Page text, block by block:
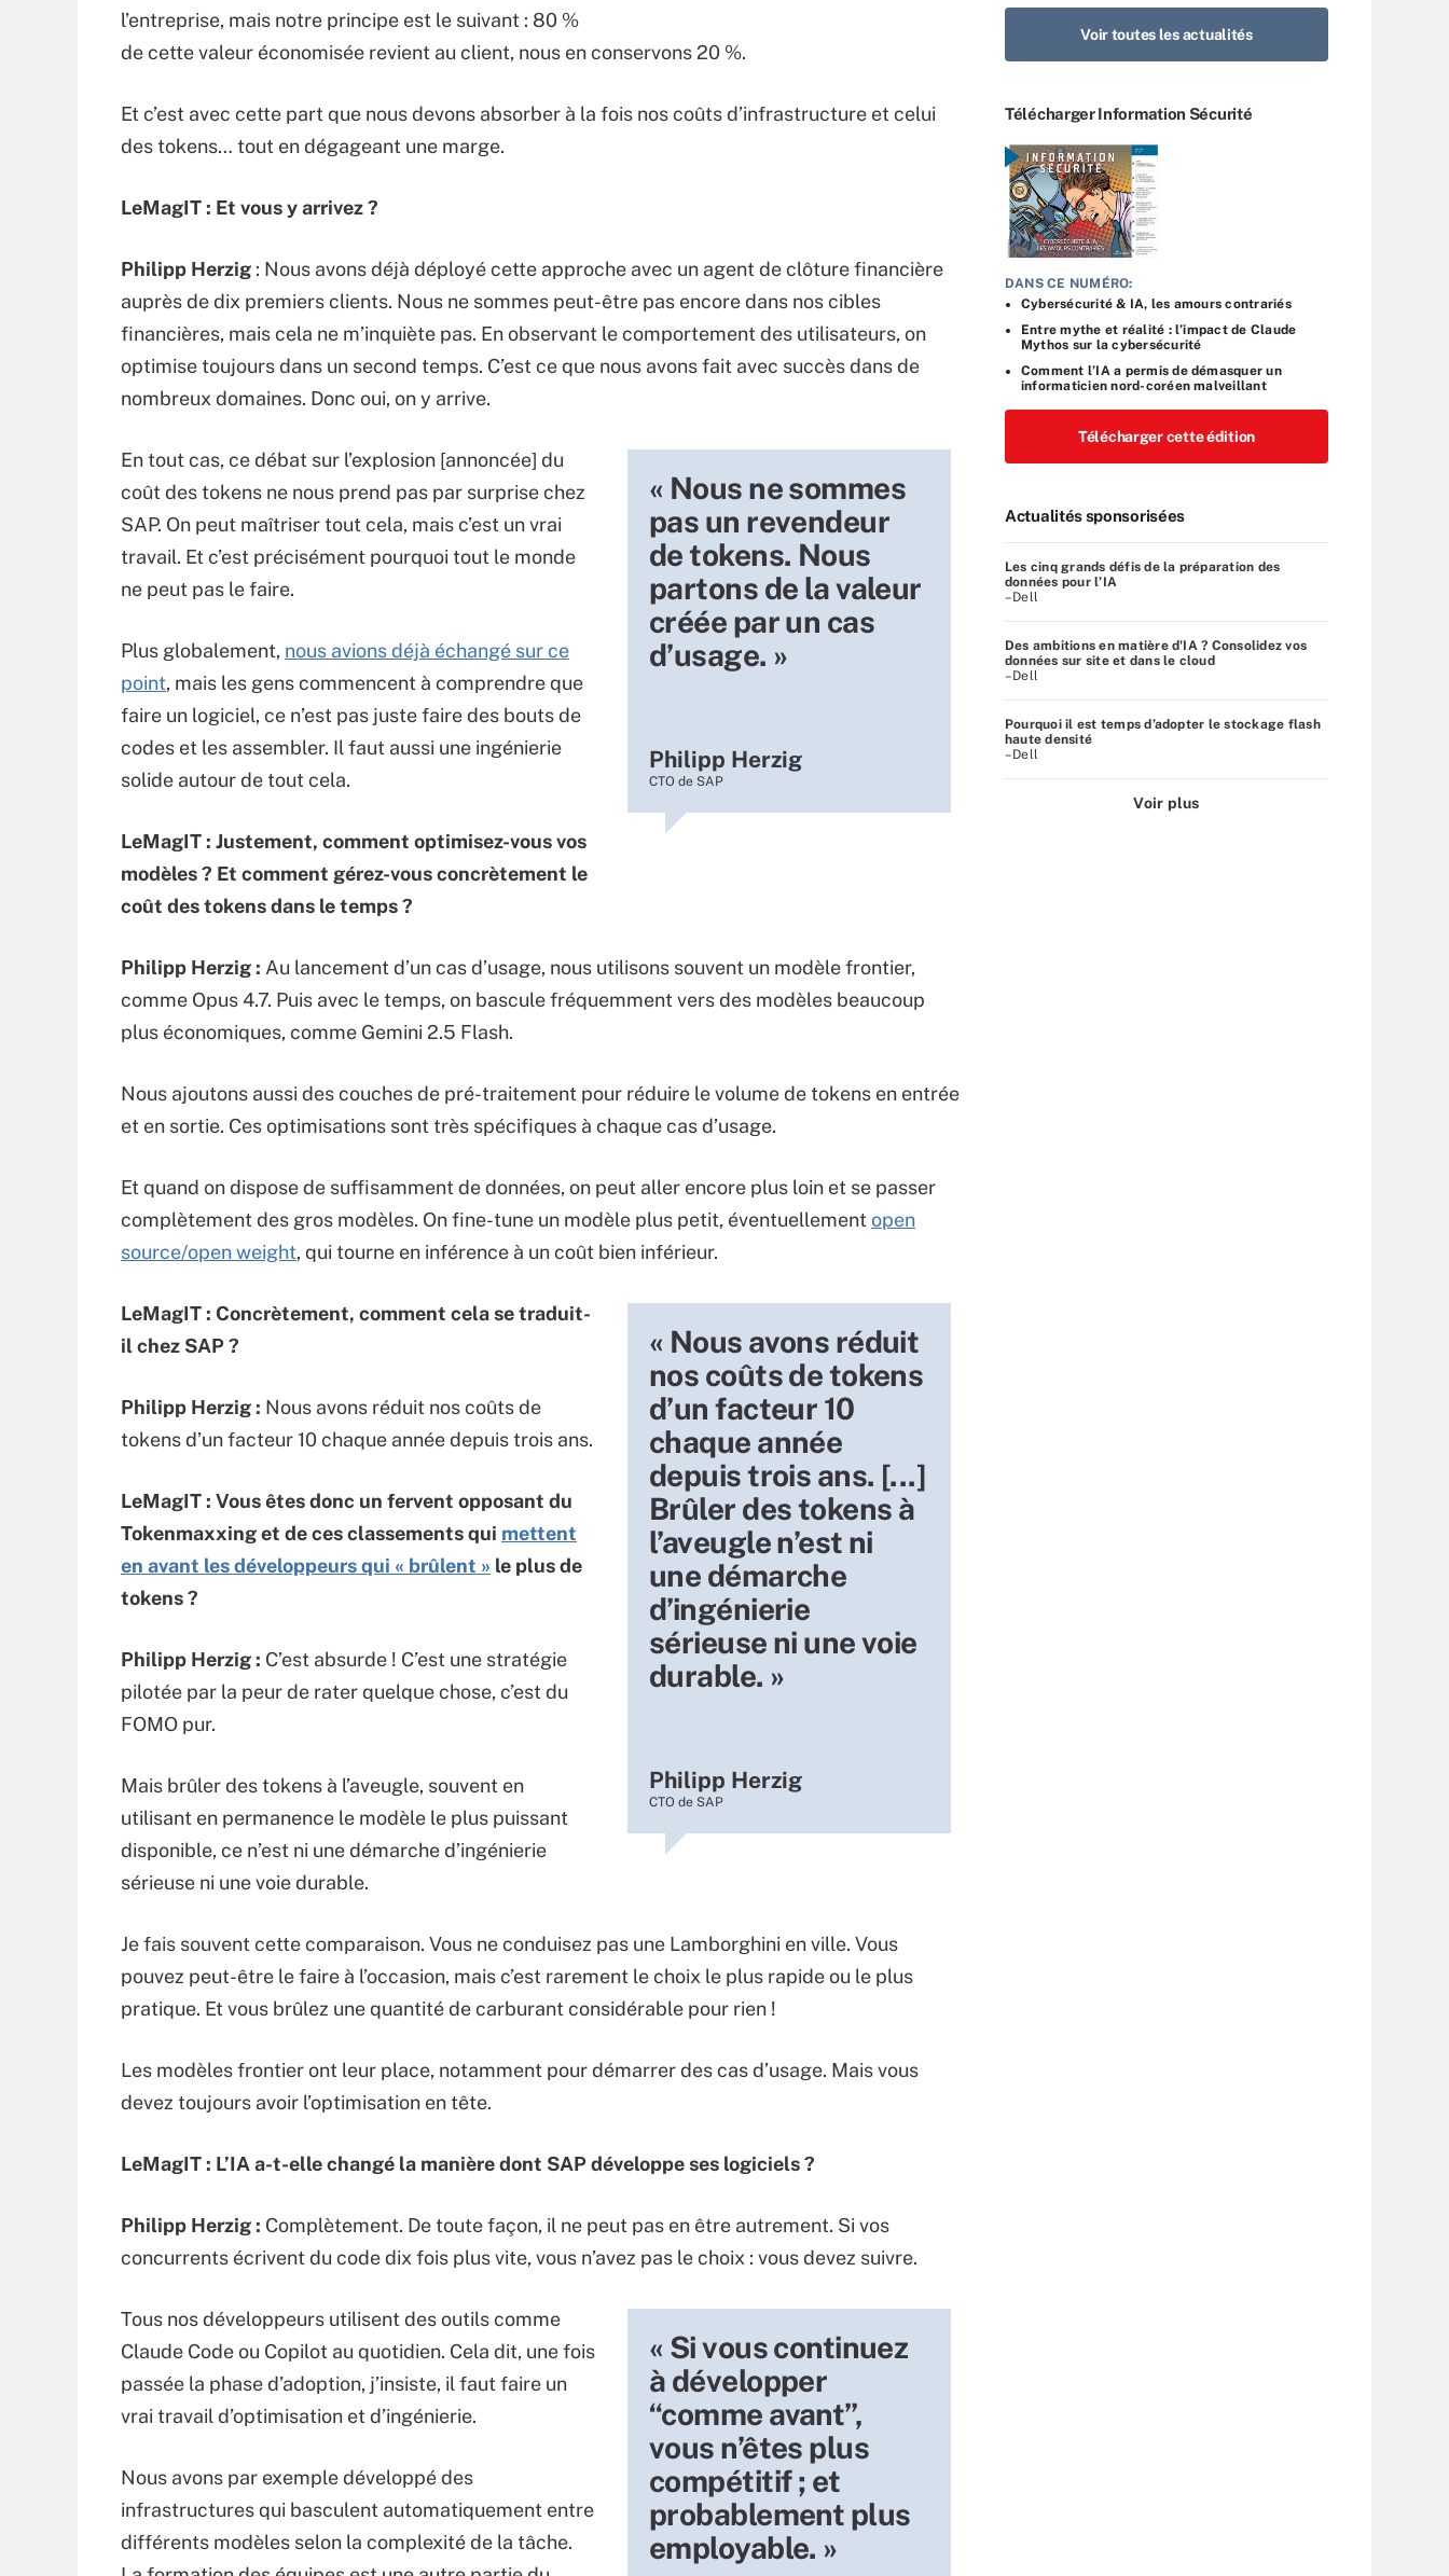
l’entreprise, mais notre principe est le suivant : 80 %
de cette valeur économisée revient au client, nous en conservons 20 %.
Et c’est avec cette part que nous devons absorber à la fois nos coûts d’infrastructure et celui
des tokens… tout en dégageant une marge.
LeMagIT : Et vous y arrivez ?
Philipp Herzig : Nous avons déjà déployé cette approche avec un agent de clôture financière
auprès de dix premiers clients. Nous ne sommes peut-être pas encore dans nos cibles
financières, mais cela ne m’inquiète pas. En observant le comportement des utilisateurs, on
optimise toujours dans un second temps. C’est ce que nous avons fait avec succès dans de
nombreux domaines. Donc oui, on y arrive.
« Nous ne sommes
pas un revendeur
de tokens. Nous
partons de la valeur
créée par un cas
d’usage. »
Philipp Herzig
CTO de SAP
En tout cas, ce débat sur l’explosion [annoncée] du
coût des tokens ne nous prend pas par surprise chez
SAP. On peut maîtriser tout cela, mais c’est un vrai
travail. Et c’est précisément pourquoi tout le monde
ne peut pas le faire.
Plus globalement, nous avions déjà échangé sur ce
point, mais les gens commencent à comprendre que
faire un logiciel, ce n’est pas juste faire des bouts de
codes et les assembler. Il faut aussi une ingénierie
solide autour de tout cela.
LeMagIT : Justement, comment optimisez-vous vos
modèles ? Et comment gérez-vous concrètement le
coût des tokens dans le temps ?
Philipp Herzig : Au lancement d’un cas d’usage, nous utilisons souvent un modèle frontier,
comme Opus 4.7. Puis avec le temps, on bascule fréquemment vers des modèles beaucoup
plus économiques, comme Gemini 2.5 Flash.
Nous ajoutons aussi des couches de pré-traitement pour réduire le volume de tokens en entrée
et en sortie. Ces optimisations sont très spécifiques à chaque cas d’usage.
Et quand on dispose de suffisamment de données, on peut aller encore plus loin et se passer
complètement des gros modèles. On fine-tune un modèle plus petit, éventuellement open
source/open weight, qui tourne en inférence à un coût bien inférieur.
« Nous avons réduit
nos coûts de tokens
d’un facteur 10
chaque année
depuis trois ans. [...]
Brûler des tokens à
l’aveugle n’est ni
une démarche
d’ingénierie
sérieuse ni une voie
durable. »
Philipp Herzig
CTO de SAP
LeMagIT : Concrètement, comment cela se traduit-
il chez SAP ?
Philipp Herzig : Nous avons réduit nos coûts de
tokens d’un facteur 10 chaque année depuis trois ans.
LeMagIT : Vous êtes donc un fervent opposant du
Tokenmaxxing et de ces classements qui mettent
en avant les développeurs qui « brûlent » le plus de
tokens ?
Philipp Herzig : C’est absurde ! C’est une stratégie
pilotée par la peur de rater quelque chose, c’est du
FOMO pur.
Mais brûler des tokens à l’aveugle, souvent en
utilisant en permanence le modèle le plus puissant
disponible, ce n’est ni une démarche d’ingénierie
sérieuse ni une voie durable.
Je fais souvent cette comparaison. Vous ne conduisez pas une Lamborghini en ville. Vous
pouvez peut-être le faire à l’occasion, mais c’est rarement le choix le plus rapide ou le plus
pratique. Et vous brûlez une quantité de carburant considérable pour rien !
Les modèles frontier ont leur place, notamment pour démarrer des cas d’usage. Mais vous
devez toujours avoir l’optimisation en tête.
LeMagIT : L’IA a-t-elle changé la manière dont SAP développe ses logiciels ?
Philipp Herzig : Complètement. De toute façon, il ne peut pas en être autrement. Si vos
concurrents écrivent du code dix fois plus vite, vous n’avez pas le choix : vous devez suivre.
« Si vous continuez
à développer
“comme avant”,
vous n’êtes plus
compétitif ; et
probablement plus
employable. »
Tous nos développeurs utilisent des outils comme
Claude Code ou Copilot au quotidien. Cela dit, une fois
passée la phase d’adoption, j’insiste, il faut faire un
vrai travail d’optimisation et d’ingénierie.
Nous avons par exemple développé des
infrastructures qui basculent automatiquement entre
différents modèles selon la complexité de la tâche.
Voir toutes les actualités
Télécharger Information Sécurité
DANS CE NUMÉRO:
Cybersécurité & IA, les amours contrariés
Entre mythe et réalité : l’impact de Claude
Mythos sur la cybersécurité
Comment l’IA a permis de démasquer un
informaticien nord-coréen malveillant
Télécharger cette édition
Actualités sponsorisées
Les cinq grands défis de la préparation des
données pour l’IA
–Dell
Des ambitions en matière d'IA ? Consolidez vos
données sur site et dans le cloud
–Dell
Pourquoi il est temps d’adopter le stockage flash
haute densité
–Dell
Voir plus